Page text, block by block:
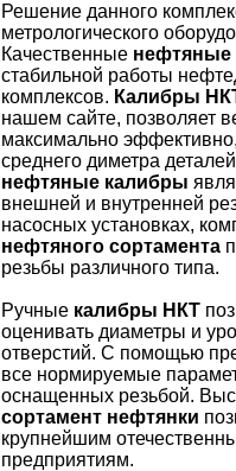
Решение данного
метрологического
Качественные нефтяные
стабильной работы
комплексов. Калибры
нашем сайте, позволяет
максимально
среднего диметра
нефтяные калибры
внешней и внутренней
насосных установках,
нефтяного сортамента
резьбы различного типа.
Ручные калибры НКТ
оценивать диаметры и
отверстий. С помощью
все нормируемые
оснащенных резьбой.
сортамент нефтянки
крупнейшим
предприятиям.